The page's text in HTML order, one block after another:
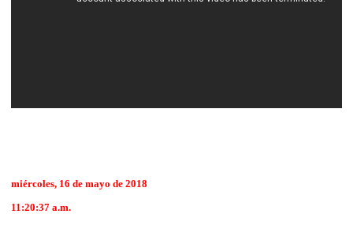
miércoles, 16 de mayo de 2018
11:20:37 a.m.